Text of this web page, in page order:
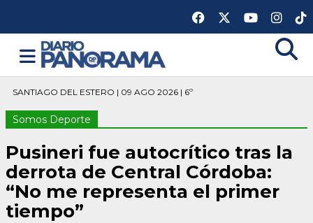
SANTIAGO DEL ESTERO | 09 AGO 2026 | 6º
Somos Deporte
Pusineri fue autocrítico tras la
derrota de Central Córdoba:
“No me representa el primer
tiempo”